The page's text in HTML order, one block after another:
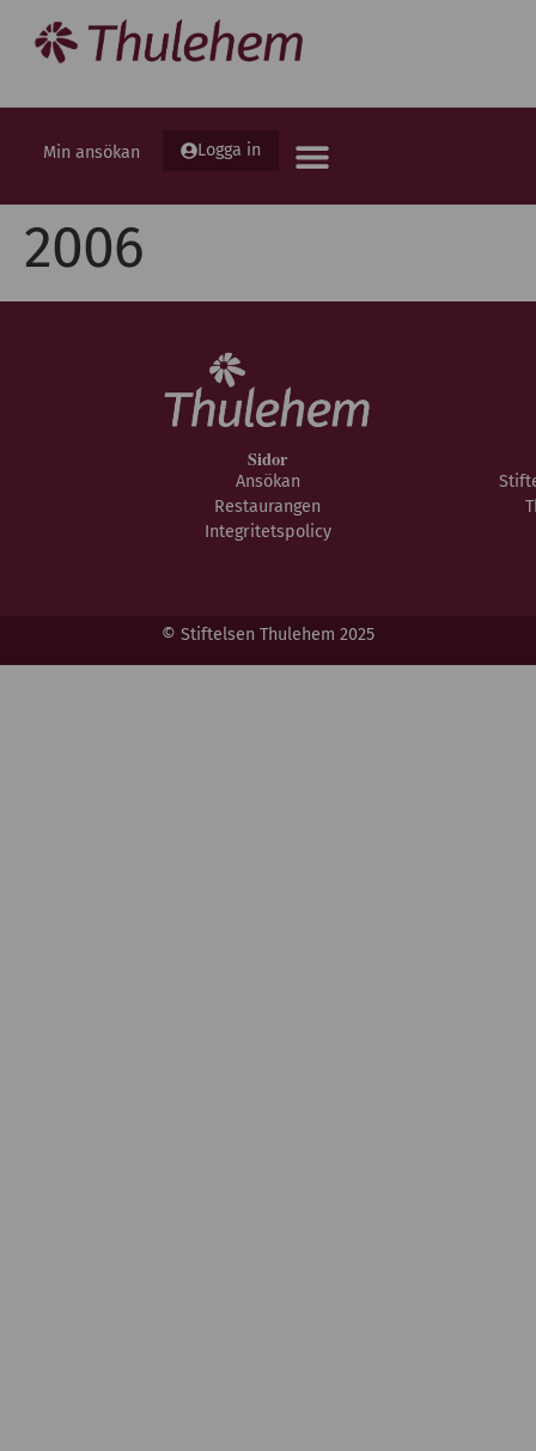
Min ansökan Logga in
2006
Sidor
Ansökan
Restaurangen
Integritetspolicy
© Stiftelsen Thulehem 2025